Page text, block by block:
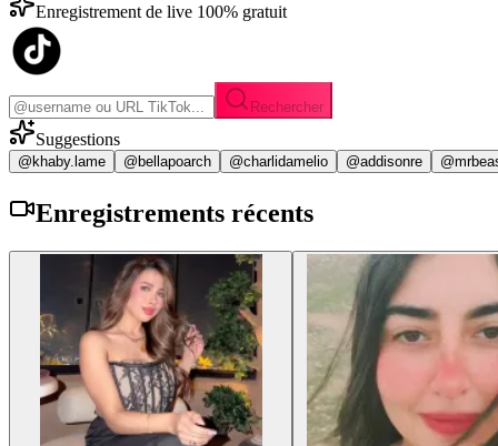
Enregistrement de live 100% gratuit
Rechercher
Suggestions
@khaby.lame @bellapoarch @charlidamelio @addisonre
Enregistrements récents